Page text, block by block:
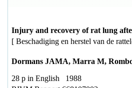
Injury and recovery of rat lung
[ Beschadiging en herstel van de
Dormans JAMA, Marra M,
28 p in English 1988